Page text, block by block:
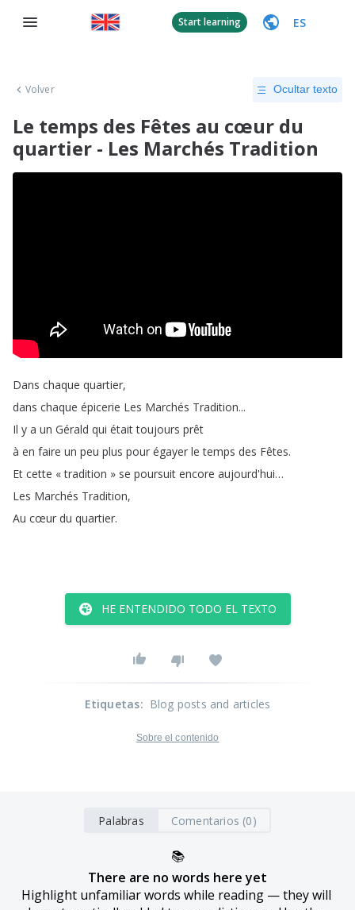
Start learning ES
Volver Ocultar texto
Le temps des Fêtes au cœur du
quartier - Les Marchés Tradition
Dans chaque quartier,
dans chaque épicerie Les Marchés Tradition...
Il y a un Gérald qui était toujours prêt
à en faire un peu plus pour égayer le temps des Fêtes.
Et cette « tradition » se poursuit encore aujourd'hui…
Les Marchés Tradition,
Au cœur du quartier.
HE ENTENDIDO TODO EL TEXTO
Etiquetas: Blog posts and articles
Sobre el contenido
Palabras Comentarios (0)
📚
There are no words here yet
Highlight unfamiliar words while reading — they will